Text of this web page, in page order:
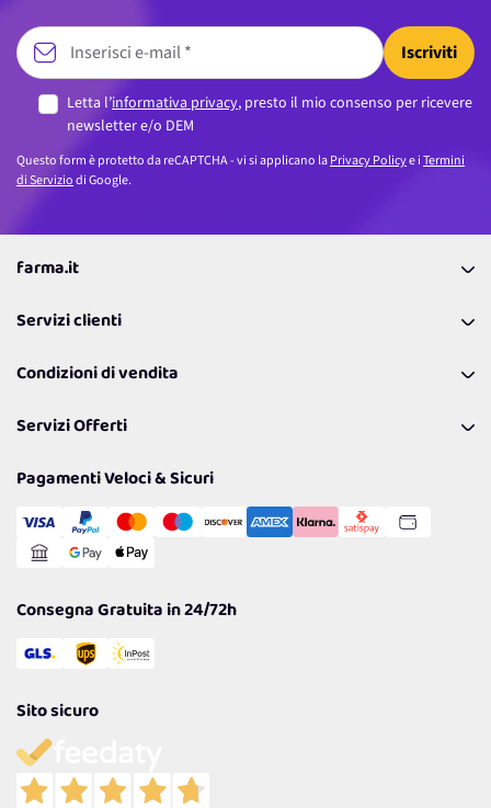
Iscriviti
Letta l’informativa privacy, presto il mio consenso per ricevere
newsletter e/o DEM
Questo form è protetto da reCAPTCHA - vi si applicano laPrivacy Policye iTermini
di Serviziodi Google.
farma.it
Coupon
Lavora con noi
Politiche per la parità di genere
Servizi clienti
Richiamami
Resi
Condizioni di vendita
Spedizioni
Cookie Policy
Gestisci Cookie
Servizi Offerti
Reso Facile e Veloce
Pagamenti Veloci & Sicuri
Consegna Gratuita in 24/72h
Sito sicuro